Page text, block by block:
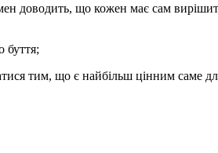
доводить, що кожен має сам
буття;
тим, що є найбільш цінним саме